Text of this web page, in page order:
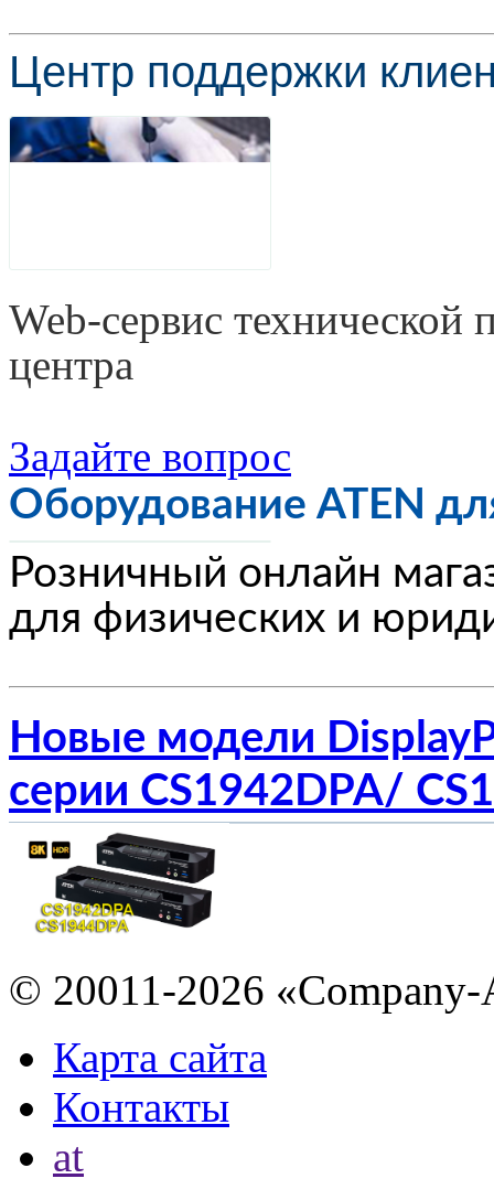
Центр поддержки
Web-сервис технической
центра
Задайте вопрос
Оборудование ATEN
Розничный онлайн
для физических и
Новые модели
серии CS1942DPA/
© 20011-2026
Карта сайта
Контакты
at